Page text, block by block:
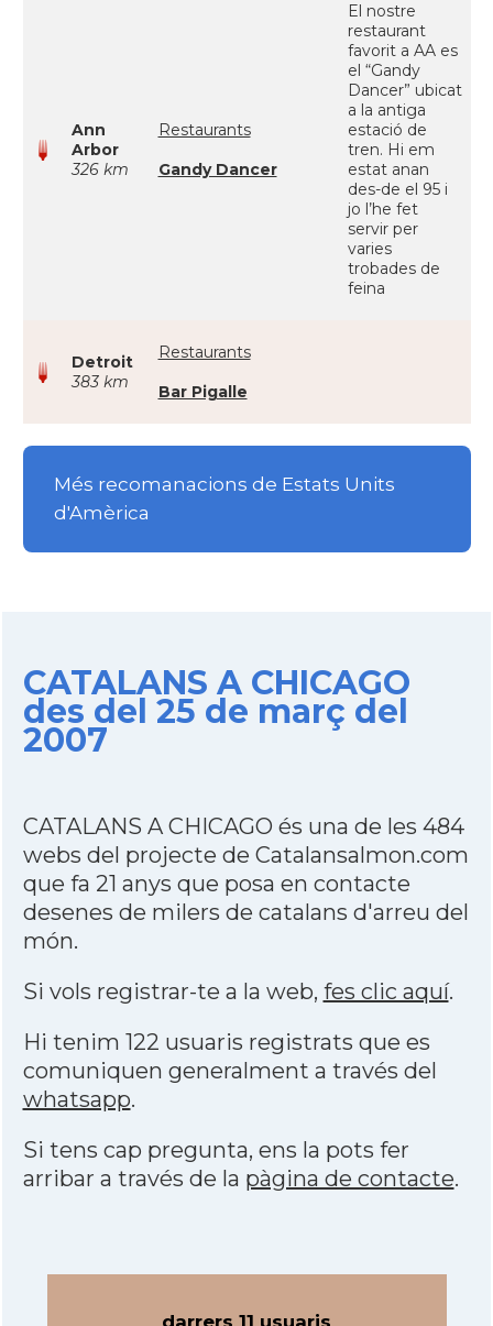
Ann
Arbor
326 km
Restaurants
Gandy Dancer
El nostre
restaurant
favorit a AA es
el “Gandy
Dancer” ubicat
a la antiga
estació de
tren. Hi em
estat anan
des-de el 95 i
jo l’he fet
servir per
varies
trobades de
feina
Detroit
383 km
Restaurants
Bar Pigalle
Més recomanacions de Estats Units
d'Amèrica
CATALANS A CHICAGO
des del 25 de març del
2007
CATALANS A CHICAGO és una de les 484
webs del projecte de Catalansalmon.com
que fa 21 anys que posa en contacte
desenes de milers de catalans d'arreu del
món.
Si vols registrar-te a la web, fes clic aquí.
Hi tenim 122 usuaris registrats que es
comuniquen generalment a través del
whatsapp.
Si tens cap pregunta, ens la pots fer
arribar a través de la pàgina de contacte.
darrers 11 usuaris